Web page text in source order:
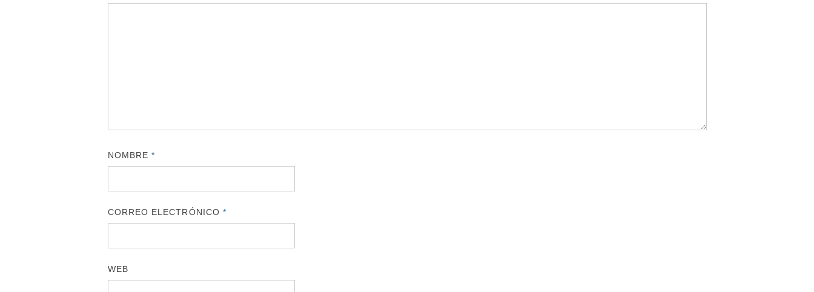
NOMBRE*
CORREO ELECTRÓNICO *
WEB